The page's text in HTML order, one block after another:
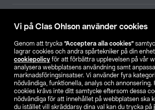
Vi på Clas Ohlson använder cookies
Genom att trycka ”Acceptera alla cookies”
lagrar cookies och andra spårtekniker på din enhet
cookiepolicy för att förbättra upplevelsen på vår
analysera webbplatsens användning samt
marknadsföringsinsatser. Vi använder fyra
nödvändiga, funktionella, analys och annonsering.
cookies krävs inte ditt samtycke eftersom dessa
nödvändiga för att innehållet på webbplatsen ska
du istället vill skräddarsy dina val kan du trycka på
Hitta butik
SE NO FI